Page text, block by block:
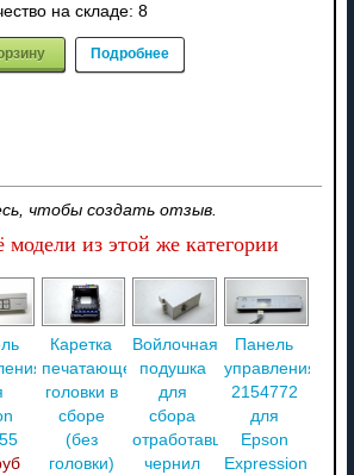
на складе: 8
Подробнее
чтобы создать отзыв.
из этой же категории
Каретка
печатающей
головки в
сборе
(без
головки)
Войлочная
подушка
для
сбора
отработавших
чернил
Панель
управления
2154772
для
Epson
Expression